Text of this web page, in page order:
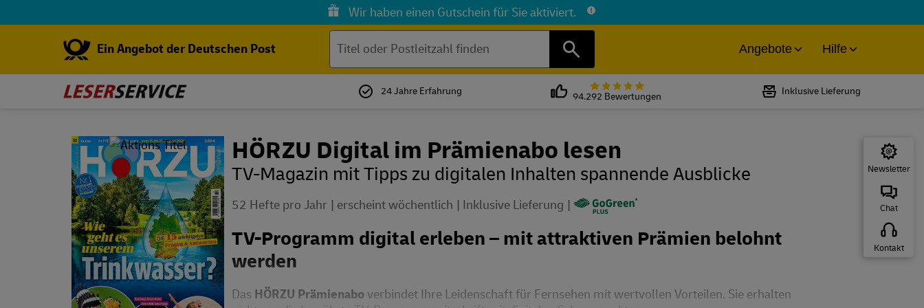
Wir haben einen Gutschein für Sie aktiviert.
Ein Angebot der Deutschen Post
Suchen
Angebote Hilfe
24 Jahre Erfahrung
Bewertet mit 5 von 5 Sternen bei
94.292 Bewertungen
Inklusive Lieferung
Newsletter
Chat
Kontakt
HÖRZU Digital im Prämienabo lesen
TV-Magazin mit Tipps zu digitalen Inhalten spannende Ausblicke
52 Hefte pro Jahr erscheint wöchentlich Inklusive Lieferung
TV-Programm digital erleben – mit attraktiven Prämien belohnt
werden
Das HÖRZU Prämienaboverbindet Ihre Leidenschaft für Fernsehen mit wertvollen Vorteilen. Sie erhalten